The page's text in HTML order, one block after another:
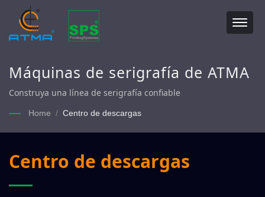
Máquinas de serigrafía de ATMA
Construya una línea de serigrafía confiable
Home / Centro de descargas
Centro de descargas